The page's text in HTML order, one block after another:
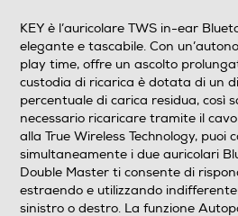
Protocollo di ricarica USB PD
Dimensioni - Peso
Altezza-mm
45,7
KEY è l’auricolare TWS in-ear
elegante e tascabile. Con
play time, offre un ascolto
custodia di ricarica è dotata di un
percentuale di carica residua, così
necessario ricaricare tramite il
alla True Wireless Technology, puoi
simultaneamente i due auricolari
Double Master ti consente di
estraendo e utilizzando
sinistro o destro. La funzione